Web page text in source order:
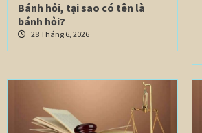
Bánh hỏi, tại sao có tên là
bánh hỏi?
28 Tháng 6, 2026